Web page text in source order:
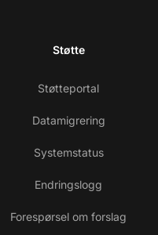
Støtte
Støtteportal
Datamigrering
Systemstatus
Endringslogg
Forespørsel om forslag